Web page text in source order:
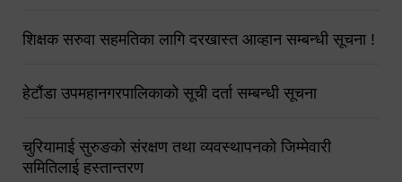
शिक्षक सरुवा सहमतिका लागि दरखास्त आव्हान सम्बन्धी सूचना !
हेटौंडा उपमहानगरपालिकाको सूची दर्ता सम्बन्धी सूचना
चुरियामाई सुरुङको संरक्षण तथा व्यवस्थापनको जिम्मेवारी
समितिलाई हस्तान्तरण